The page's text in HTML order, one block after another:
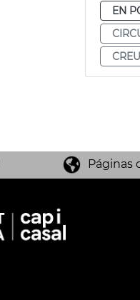
EN
Páginas